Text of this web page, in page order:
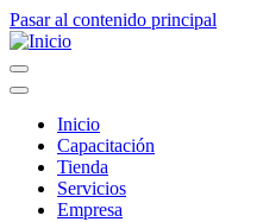
Pasar al contenido principal
Navegação
principal
Inicio
Capacitación
Tienda
Servicios
Empresa